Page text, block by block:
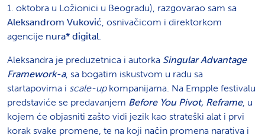
1. oktobra u Ložionici u Beogradu), razgovarao sam sa
Aleksandrom Vuković , osnivačicom i direktorkom
agencije nura* digital
Aleksandra je preduzetnica i autorka Singular Advantage
Framework-a, sa bogatim iskustvom u radu sa
startapovima i scale-upkompanijama. Na Empple festivalu
predstaviće se predavanjem Before You Pivot, Reframe, u
kojem će objasniti zašto vidi jezik kao strateški alat i prvi
korak svake promene, te na koji način promena narativa i